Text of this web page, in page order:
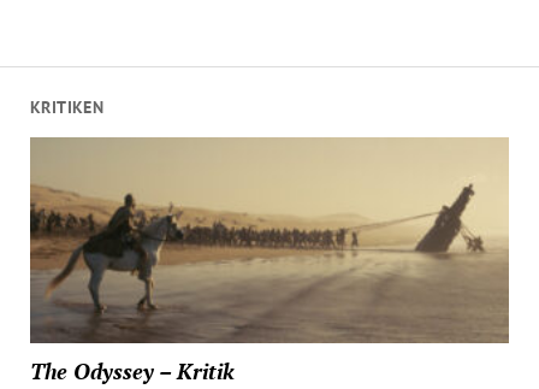
KRITIKEN
The Odyssey – Kritik